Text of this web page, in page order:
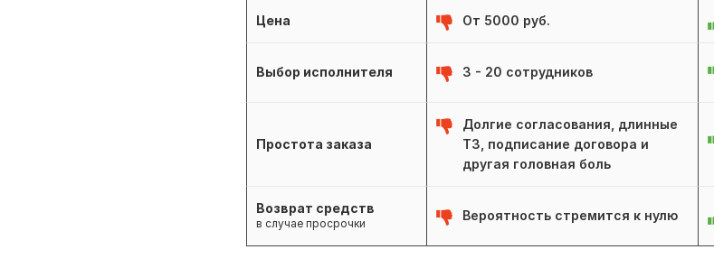
Цена От 5000 руб.
Выбор исполнителя 3 - 20 сотрудников
Простота заказа
Долгие согласования, длинные
ТЗ, подписание договора и
другая головная боль
Возврат средств
в случае просрочки
Вероятность стремится к нулю